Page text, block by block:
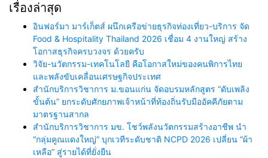
เรื่องล่าสุด
อินฟอร์มา มาร์เก็ตส์ ผนึกเครือข่ายธุรกิจท่องเที่ยว-บริการ จัด
Food & Hospitality Thailand 2026 เชื่อม 4 งานใหญ่ สร้าง
โอกาสธุรกิจครบวงจร ด้วยครับ
วิจัย-นวัตกรรม-เทคโนโลยี คือโอกาสใหม่ของคนพิการไทย
และพลังขับเคลื่อนเศรษฐกิจประเทศ
สำนักบริการวิชาการ ม.ขอนแก่น จัดอบรมหลักสูตร “ดับเพลิง
ขั้นต้น” ยกระดับศักยภาพเจ้าหน้าที่ท้องถิ่นรับมืออัคคีภัยตาม
มาตรฐานสากล
สำนักบริการวิชาการ มข. โชว์พลังนวัตกรรมสร้างอาชีพ นำ
“กลุ่มคูณแดงใหญ่” บุกเวทีระดับชาติ NCPD 2026 เปลี่ยน “ผ้า
เหลือ” สู่รายได้ที่ยั่งยืน